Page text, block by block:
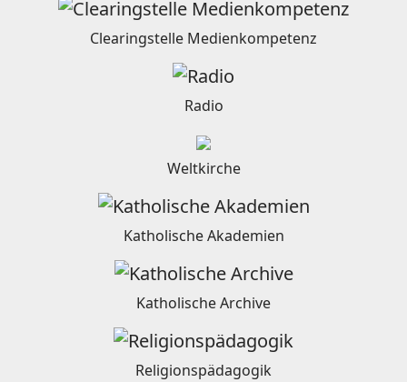
Clearingstelle Medienkompetenz
Radio
Weltkirche
Katholische Akademien
Katholische Archive
Religionspädagogik